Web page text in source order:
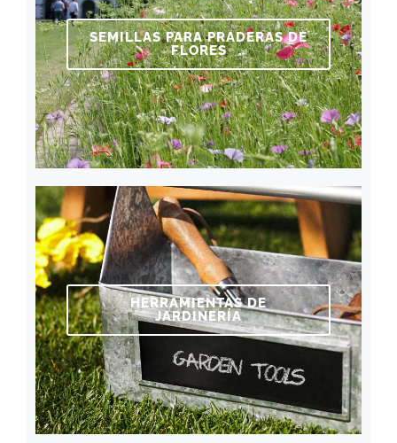
SEMILLAS PARA PRADERAS DE
FLORES
HERRAMIENTAS DE
JARDINERÍA